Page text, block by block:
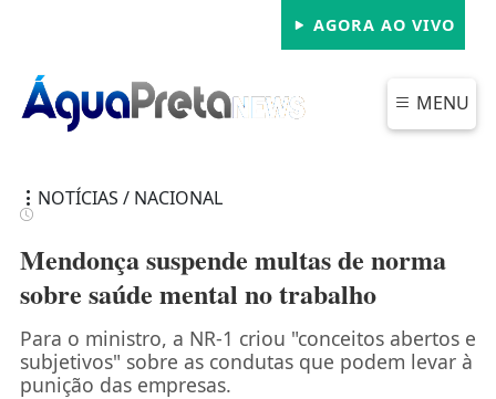
AGORA AO VIVO
MENU
FECHAR
NOTÍCIAS / NACIONAL
Mendonça suspende multas de norma
sobre saúde mental no trabalho
Para o ministro, a NR-1 criou "conceitos abertos e
subjetivos" sobre as condutas que podem levar à
punição das empresas.